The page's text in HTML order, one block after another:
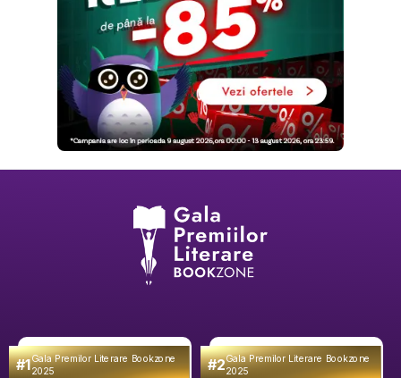
#1Gala Premilor Literare Bookzone
2025 #2Gala Premilor Literare Bookzone
2025